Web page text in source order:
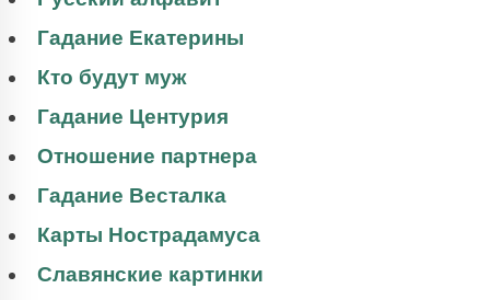
Гадание Екатерины
Кто будут муж
Гадание Центурия
Отношение партнера
Гадание Весталка
Карты Нострадамуса
Славянские картинки